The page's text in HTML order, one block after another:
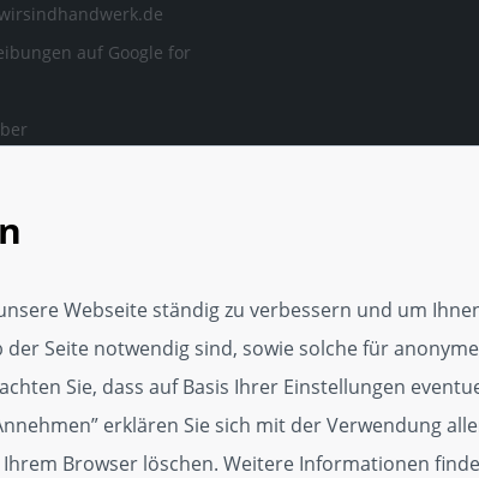
auf Google for
Webseite ständig zu verbessern und um
Seite notwendig sind, sowie solche für
Sie, dass auf Basis Ihrer Einstellungen
erklären Sie sich mit der Verwendung
Browser löschen. Weitere Informationen